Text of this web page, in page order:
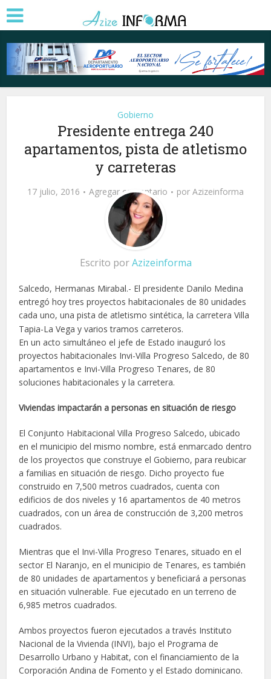
Gobierno
Presidente entrega 240
apartamentos, pista de atletismo
y carreteras
17 julio, 2016 Agregar comentario por Azizeinforma
Escrito porAzizeinforma
Salcedo, Hermanas Mirabal.- El presidente Danilo Medina
entregó hoy tres proyectos habitacionales de 80 unidades
cada uno, una pista de atletismo sintética, la carretera Villa
Tapia-La Vega y varios tramos carreteros.
En un acto simultáneo el jefe de Estado inauguró los
proyectos habitacionales Invi-Villa Progreso Salcedo, de 80
apartamentos e Invi-Villa Progreso Tenares, de 80
soluciones habitacionales y la carretera.
Viviendas impactarán a personas en situación de riesgo
El Conjunto Habitacional Villa Progreso Salcedo, ubicado
en el municipio del mismo nombre, está enmarcado dentro
de los proyectos que construye el Gobierno, para reubicar
a familias en situación de riesgo. Dicho proyecto fue
construido en 7,500 metros cuadrados, cuenta con
edificios de dos niveles y 16 apartamentos de 40 metros
cuadrados, con un área de construcción de 3,200 metros
cuadrados.
Mientras que el Invi-Villa Progreso Tenares, situado en el
sector El Naranjo, en el municipio de Tenares, es también
de 80 unidades de apartamentos y beneficiará a personas
en situación vulnerable. Fue ejecutado en un terreno de
6,985 metros cuadrados.
Ambos proyectos fueron ejecutados a través Instituto
Nacional de la Vivienda (INVI), bajo el Programa de
Desarrollo Urbano y Habitat, con el financiamiento de la
Corporación Andina de Fomento y el Estado dominicano.